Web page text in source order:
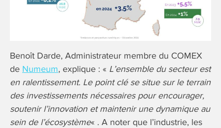
Benoît Darde, Administrateur membre du COMEX
de Numeum, explique : « L’ensemble du secteur est
en ralentissement. Le point clé se situe sur le terrain
des investissements nécessaires pour encourager,
soutenir l’innovation et maintenir une dynamique au
sein de l’écosystème« . A noter que l’industrie, les